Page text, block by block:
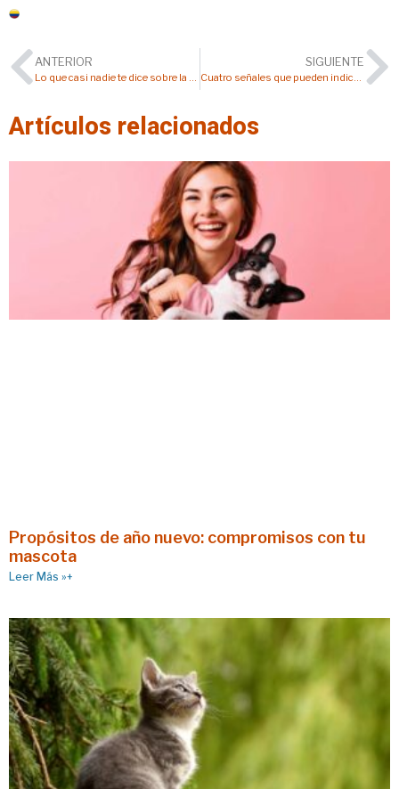
ANTERIOR SIGUIENTE
Artículos relacionados
Propósitos de año nuevo: compromisos con tu
mascota
Leer Más »+